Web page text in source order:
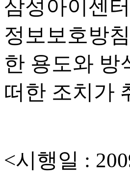
삼성아이센
정보보호방
한 용도와 방
떠한 조치가
<시행일 :